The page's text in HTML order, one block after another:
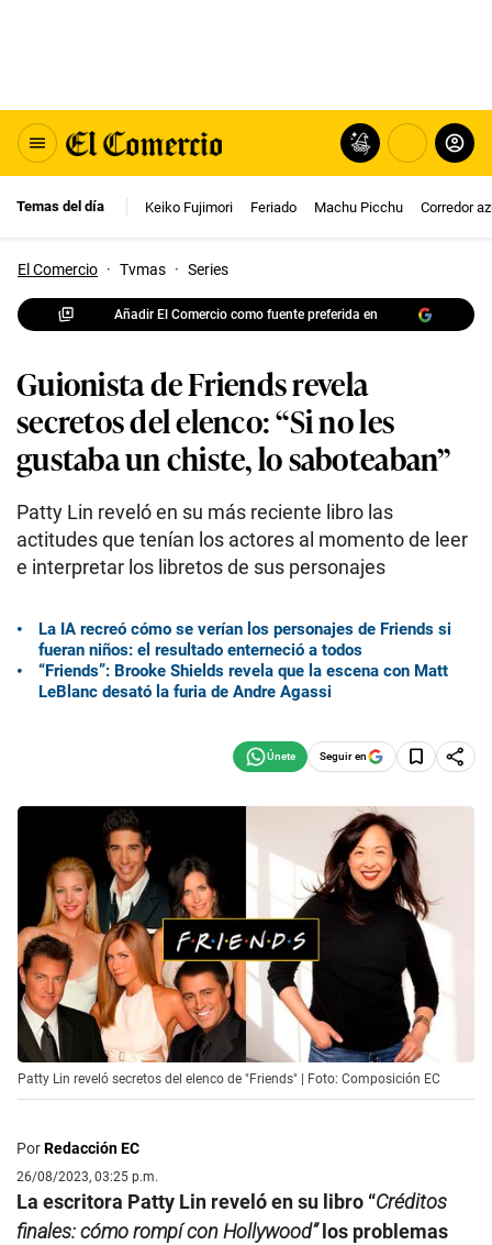
Temas del día Keiko Fujimori Feriado Machu Picchu Corredor
El Comercio · Tvmas · Series
Añadir El Comercio como fuente preferida en
Guionista de Friends revela
secretos del elenco: “Si no les
gustaba un chiste, lo saboteaban”
Patty Lin reveló en su más reciente libro las
actitudes que tenían los actores al momento de leer
e interpretar los libretos de sus personajes
La IA recreó cómo se verían los personajes de Friends si
fueran niños: el resultado enterneció a todos
“Friends”: Brooke Shields revela que la escena con Matt
LeBlanc desató la furia de Andre Agassi
Seguir en
Patty Lin reveló secretos del elenco de "Friends" | Foto: Composición EC
PorRedacción EC
26/08/2023, 03:25 p.m.
La escritora Patty Lin reveló en su libro “Créditos
finales: cómo rompí con Hollywood”los problemas